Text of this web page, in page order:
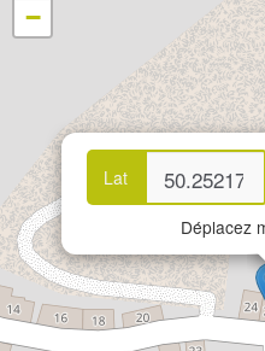
Lat
Déplacez
−